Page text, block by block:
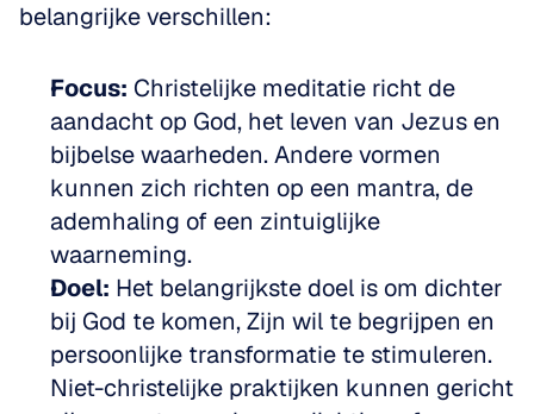
belangrijke verschillen:
Focus: Christelijke meditatie richt de
aandacht op God, het leven van Jezus en
bijbelse waarheden. Andere vormen
kunnen zich richten op een mantra, de
ademhaling of een zintuiglijke
waarneming.
Doel: Het belangrijkste doel is om dichter
bij God te komen, Zijn wil te begrijpen en
persoonlijke transformatie te stimuleren.
Niet-christelijke praktijken kunnen gericht